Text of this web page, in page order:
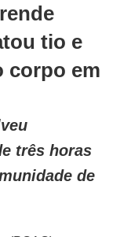
tio e
corpo em
três horas
de